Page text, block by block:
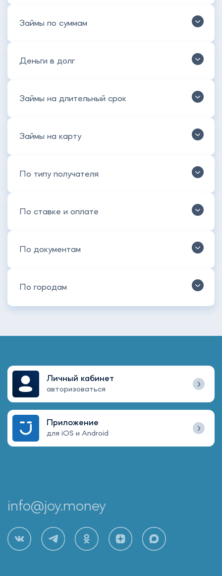
Займы по суммам
Деньги в долг
Займы на длительный срок
Займы на карту
По типу получателя
По ставке и оплате
По документам
По городам
Личный кабинет
авторизоваться
Приложение
для iOS и Android
info@joy.money